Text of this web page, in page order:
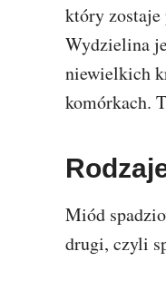
który zostaje
Wydzielina
niewielkich
komórkach.
Miód
drugi, czyli